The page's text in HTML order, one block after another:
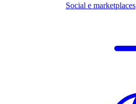
Social e marketplaces